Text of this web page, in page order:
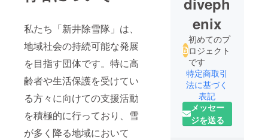
私たち「新井除雪隊」は、
地域社会の持続可能な発展
を目指す団体です。特に高
齢者や生活保護を受けてい
る方々に向けての支援活動
を積極的に行っており、雪
が多く降る地域において
enix
初めてのプ
ロジェクト
です
特定商取引
法に基づく
表記
メッセー
ジを送る